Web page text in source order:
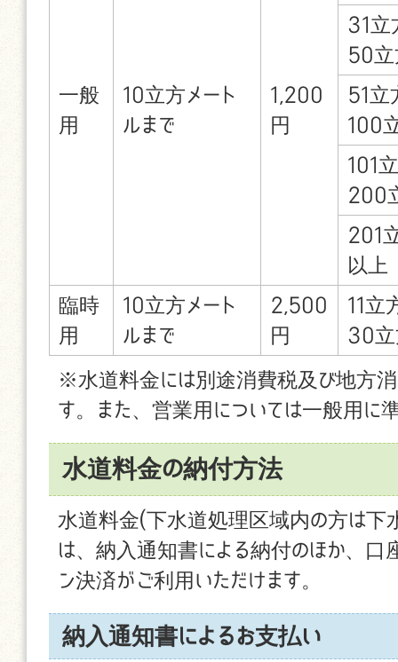
一般
用
10立方メート
ルまで
1,200
円
31立
50立
51立
100
101
200
201
以上
臨時
用
10立方メート
ルまで
2,500
円
11立
30立
※水道料金には別途消費税及び地方
す。また、営業用については一般用に
水道料金の納付方法
水道料金(下水道処理区域内の方は下
は、納入通知書による納付のほか、口
ン決済がご利用いただけます。
納入通知書によるお支払い